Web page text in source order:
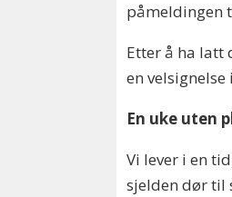
påmeldingen
Etter å ha latt
en
En uke uten
Vi lever i en
sjelden dør til